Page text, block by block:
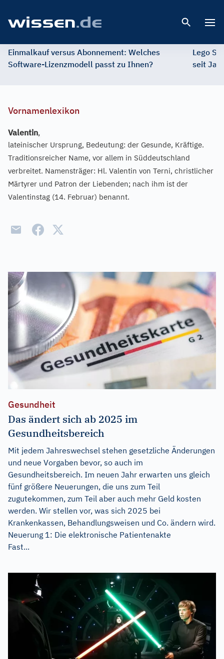
Einmalkauf versus Abonnement: Welches
Software-Lizenzmodell passt zu Ihnen?
Lego
seit
Vornamenlexikon
Valentin,
lateinischer Ursprung, Bedeutung: der Gesunde, Kräftige.
Traditionsreicher Name, vor allem in Süddeutschland
verbreitet. Namensträger: Hl. Valentin von Terni, christlicher
Märtyrer und Patron der Liebenden; nach ihm ist der
Valentinstag (14. Februar) benannt.
Gesundheit
Das ändert sich ab 2025 im
Gesundheitsbereich
Mit jedem Jahreswechsel stehen gesetzliche Änderungen
und neue Vorgaben bevor, so auch im
Gesundheitsbereich. Im neuen Jahr erwarten uns gleich
fünf größere Neuerungen, die uns zum Teil
zugutekommen, zum Teil aber auch mehr Geld kosten
werden. Wir stellen vor, was sich 2025 bei
Krankenkassen, Behandlungsweisen und Co. ändern wird.
Neuerung 1: Die elektronische Patientenakte
Fast...